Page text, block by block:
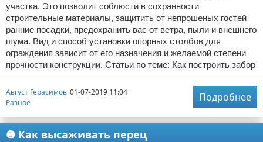
участка. Это позволит соблюсти в сохранности
строительные материалы, защитить от непрошеных гостей
ранние посадки, предохранить вас от ветра, пыли и внешнего
шума. Вид и способ установки опорных столбов для
ограждения зависит от его назначения и желаемой степени
прочности конструкции. Статьи по теме: Как построить забор
Август Герасимов 01-07-2019 11:04
Разное
Подробнее
❶ Как высаживать перец